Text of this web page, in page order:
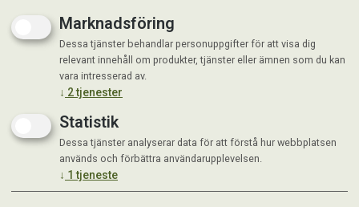
Marknadsföring
Dessa tjänster behandlar personuppgifter för att visa dig
relevant innehåll om produkter, tjänster eller ämnen som du kan
vara intresserad av.
↓ 2tjenester
Statistik
Dessa tjänster analyserar data för att förstå hur webbplatsen
används och förbättra användarupplevelsen.
↓ 1 tjeneste